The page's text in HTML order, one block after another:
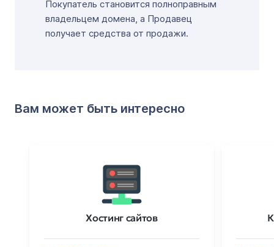
Покупатель становится полноправным
владельцем домена, а Продавец
получает средства от продажи.
Вам может быть интересно
Хостинг сайтов